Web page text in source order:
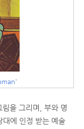
을 그리며, 부와 명
대에 인정 받는 예술